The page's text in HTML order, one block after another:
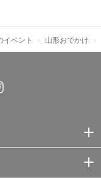
イベント 山形おでかけ